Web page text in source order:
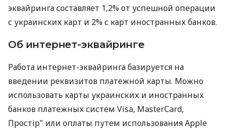
эквайринга составляет 1,2% от успешной операции
с украинских карт и 2% с карт иностранных банков.
Об интернет-эквайринге
Работа интернет-эквайринга базируется на
введении реквизитов платежной карты. Можно
использовать карты украинских и иностранных
банков платежных систем Visa, MasterCard,
Простір" или оплаты путем использования Apple